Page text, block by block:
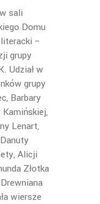
sali
Domu
–
grupy
Udział w
grupy
Barbary
Lenart,
Alicji
Złotka
wiersze